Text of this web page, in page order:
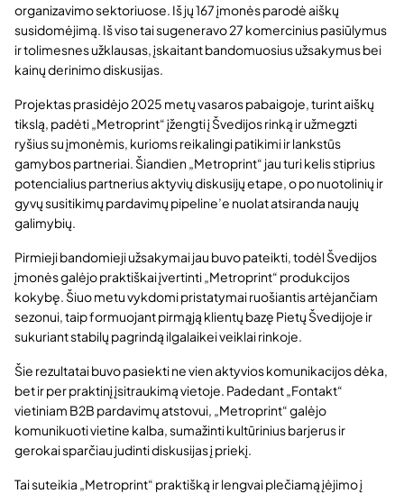
organizavimo sektoriuose. Iš jų 167 įmonės parodė aiškų
susidomėjimą. Iš viso tai sugeneravo 27 komercinius pasiūlymus
ir tolimesnes užklausas, įskaitant bandomuosius užsakymus bei
kainų derinimo diskusijas.
Projektas prasidėjo 2025 metų vasaros pabaigoje, turint aiškų
tikslą, padėti „Metroprint“ įžengti į Švedijos rinką ir užmegzti
ryšius su įmonėmis, kurioms reikalingi patikimi ir lankstūs
gamybos partneriai. Šiandien „Metroprint“ jau turi kelis stiprius
potencialius partnerius aktyvių diskusijų etape, o po nuotolinių ir
gyvų susitikimų pardavimų pipeline’e nuolat atsiranda naujų
galimybių.
Pirmieji bandomieji užsakymai jau buvo pateikti, todėl Švedijos
įmonės galėjo praktiškai įvertinti „Metroprint“ produkcijos
kokybę. Šiuo metu vykdomi pristatymai ruošiantis artėjančiam
sezonui, taip formuojant pirmąją klientų bazę Pietų Švedijoje ir
sukuriant stabilų pagrindą ilgalaikei veiklai rinkoje.
Šie rezultatai buvo pasiekti ne vien aktyvios komunikacijos dėka,
bet ir per praktinį įsitraukimą vietoje. Padedant „Fontakt“
vietiniam B2B pardavimų atstovui, „Metroprint“ galėjo
komunikuoti vietine kalba, sumažinti kultūrinius barjerus ir
gerokai sparčiau judinti diskusijas į priekį.
Tai suteikia „Metroprint“ praktišką ir lengvai plečiamą įėjimo į